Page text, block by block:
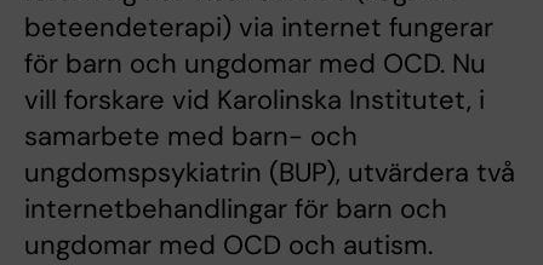
beteendeterapi) via internet fungerar
för barn och ungdomar med OCD. Nu
vill forskare vid Karolinska Institutet, i
samarbete med barn- och
ungdomspsykiatrin (BUP), utvärdera två
internetbehandlingar för barn och
ungdomar med OCD och autism.